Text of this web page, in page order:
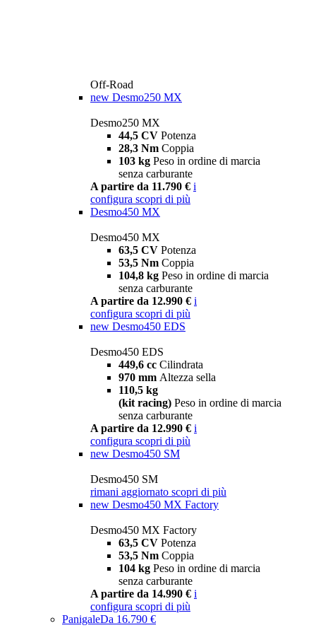
Off-Road
new Desmo250 MX
Desmo250 MX
44,5 CV Potenza
28,3 Nm Coppia
103 kg Peso in ordine di marcia
senza carburante
A partire da 11.790 € i
configura scopri di più
Desmo450 MX
Desmo450 MX
63,5 CV Potenza
53,5 Nm Coppia
104,8 kg Peso in ordine di marcia
senza carburante
A partire da 12.990 € i
configura scopri di più
new Desmo450 EDS
Desmo450 EDS
449,6 cc Cilindrata
970 mm Altezza sella
110,5 kg
(kit racing) Peso in ordine di marcia
senza carburante
A partire da 12.990 € i
configura scopri di più
new Desmo450 SM
Desmo450 SM
rimani aggiornato scopri di più
new Desmo450 MX Factory
Desmo450 MX Factory
63,5 CV Potenza
53,5 Nm Coppia
104 kg Peso in ordine di marcia
senza carburante
A partire da 14.990 € i
configura scopri di più
PanigaleDa 16.790 €